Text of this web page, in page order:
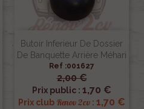
Butoir Inferieur De Dossier
De Banquette Arrière Méhari
Ref :001627
2,00 €
Prix public : 1,70 €
Prix club Renov 2cv : 1,70 €